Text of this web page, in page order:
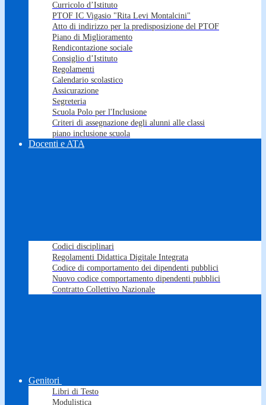
Curricolo d’Istituto
PTOF IC Vigasio "Rita Levi Montalcini"
Atto di indirizzo per la predisposizione del PTOF
Piano di Miglioramento
Rendicontazione sociale
Consiglio d’Istituto
Regolamenti
Calendario scolastico
Assicurazione
Segreteria
Scuola Polo per l'Inclusione
Criteri di assegnazione degli alunni alle classi
piano inclusione scuola
Docenti e ATA
Codici disciplinari
Regolamenti Didattica Digitale Integrata
Codice di comportamento dei dipendenti pubblici
Nuovo codice comportamento dipendenti pubblici
Contratto Collettivo Nazionale
Genitori
Libri di Testo
Modulistica